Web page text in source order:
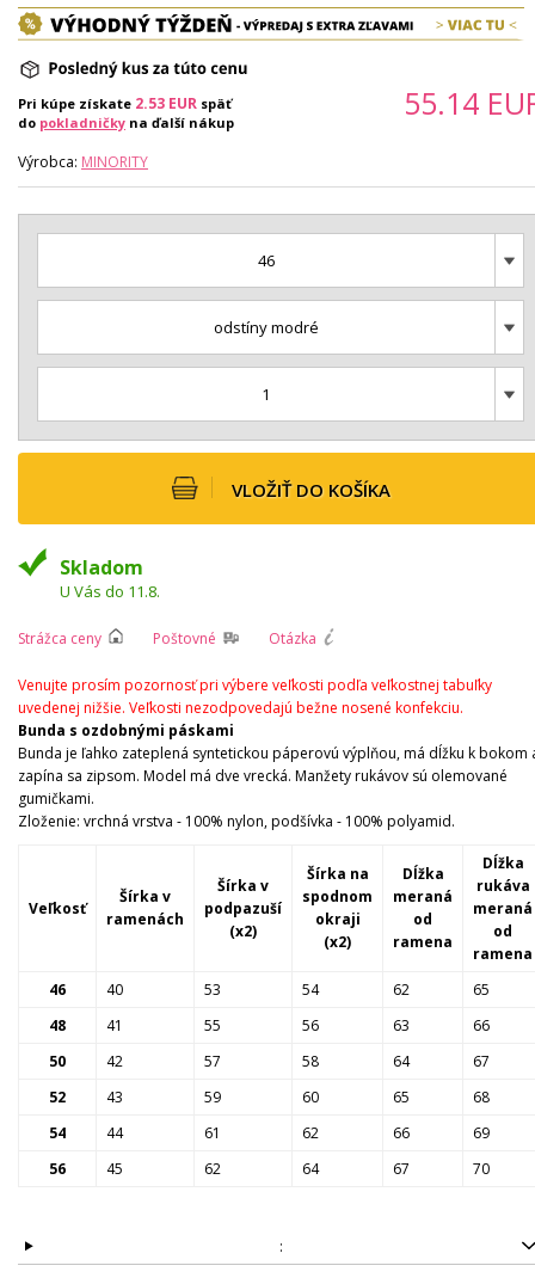
Pri kúpe získate 2.53 EUR späť
do pokladničky na ďalší nákup
Výrobca: MINORITY
55.14
46
odstíny modré
1
VLOŽIŤ DO KOŠÍKA
Skladom
U Vás do 11.8.
Strážca ceny Poštovné Otázka
Venujte prosím pozornosť pri výbere veľkosti podľa veľkostnej tabuľky
uvedenej nižšie. Veľkosti nezodpovedajú bežne nosené konfekciu.
Bunda s ozdobnými páskami
Bunda je ľahko zateplená syntetickou páperovú výplňou, má dĺžku k bokom
zapína sa zipsom. Model má dve vrecká. Manžety rukávov sú olemované
gumičkami.
Zloženie: vrchná vrstva - 100% nylon, podšívka - 100% polyamid.
Veľkosť
Šírka v
ramenách
Šírka v
podpazuší
(x2)
Šírka na
spodnom
okraji
(x2)
Dĺžka
meraná
od
ramena
Dĺžka
rukáva
meraná
od
ramena
46
40 53 54 62
65
48
41 55 56 63
66
50
42 57 58 64
67
52
43 59 60 65
68
54
44 61 62 66
69
56
45 62 64 67 70
: